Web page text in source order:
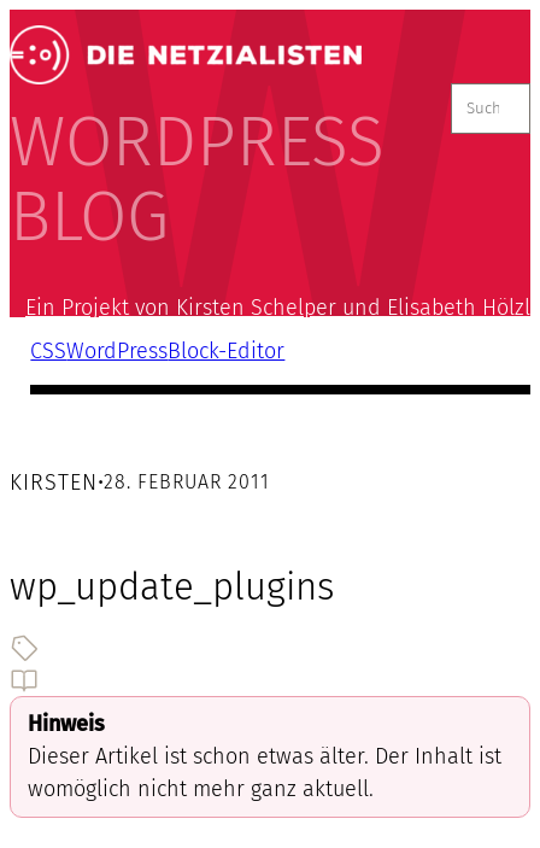
WORDPRESS
BLOG
nach:
Ein Projekt von Kirsten Schelper und Elisabeth Hölzl
CSSWordPressBlock-Editor
KIRSTEN•28. FEBRUAR 2011
wp_update_plugins
Hinweis
Dieser Artikel ist schon etwas älter. Der Inhalt ist
womöglich nicht mehr ganz aktuell.